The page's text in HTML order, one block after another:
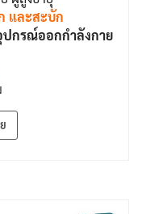
และสะบัก
ปกรณ์ออกกำลังกาย